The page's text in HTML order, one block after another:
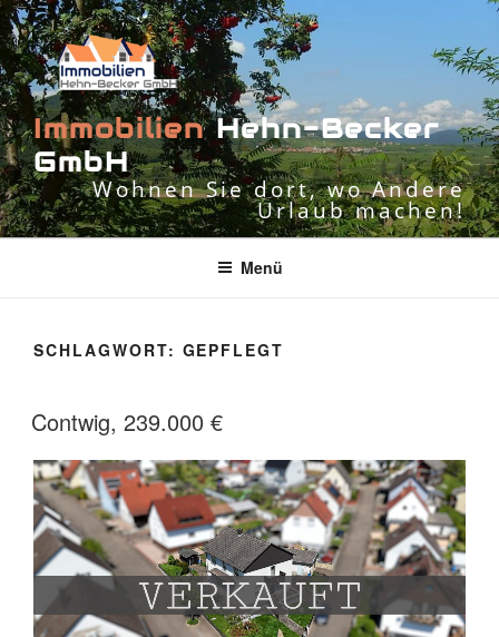
Zum
Inhalt
springen
Immobilien Hehn-Becker
GmbH
Wohnen Sie dort, wo Andere
Urlaub machen!
Menü
SCHLAGWORT: GEPFLEGT
Contwig, 239.000 €